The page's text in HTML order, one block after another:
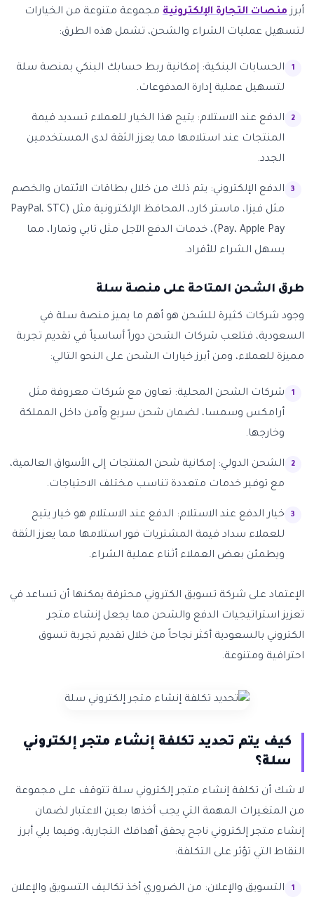
أبرزمنصات التجارة الإلكترونية مجموعة متنوعة من الخيارات
لتسهيل عمليات الشراء والشحن، تشمل هذه الطرق:
الحسابات البنكية: إمكانية ربط حسابك البنكي بمنصة سلة
لتسهيل عملية إدارة المدفوعات.
الدفع عند الاستلام: يتيح هذا الخيار للعملاء تسديد قيمة
المنتجات عند استلامها مما يعزز الثقة لدى المستخدمين
الجدد.
الدفع الإلكتروني: يتم ذلك من خلال بطاقات الائتمان والخصم
مثل فيزا، ماستر كارد، المحافظ الإلكترونية مثل (PayPal، STC
Pay، Apple Pay)، خدمات الدفع الآجل مثل تابي وتمارا، مما
يسهل الشراء للأفراد.
طرق الشحن المتاحة على منصة سلة
وجود شركات كثيرة للشحن هو أهم ما يميز منصة سلة في
السعودية، فتلعب شركات الشحن دوراً أساسياً في تقديم تجربة
مميزة للعملاء، ومن أبرز خيارات الشحن على النحو التالي:
شركات الشحن المحلية: تعاون مع شركات معروفة مثل
أرامكس وسمسا، لضمان شحن سريع وآمن داخل المملكة
وخارجها.
الشحن الدولي: إمكانية شحن المنتجات إلى الأسواق العالمية،
مع توفير خدمات متعددة تناسب مختلف الاحتياجات.
خيار الدفع عند الاستلام: الدفع عند الاستلام هو خيار يتيح
للعملاء سداد قيمة المشتريات فور استلامها مما يعزز الثقة
ويطمئن بعض العملاء أثناء عملية الشراء.
الإعتماد على شركة تسويق الكتروني محترفة يمكنها أن تساعد في
تعزيز استراتيجيات الدفع والشحن مما يجعل إنشاء متجر
الكتروني بالسعودية أكثر نجاحاً من خلال تقديم تجربة تسوق
احترافية ومتنوعة.
كيف يتم تحديد تكلفة إنشاء متجر إلكتروني
سلة؟
لا شك أن تكلفة إنشاء متجر إلكتروني سلة تتوقف على مجموعة
من المتغيرات المهمة التي يجب أخذها بعين الاعتبار لضمان
إنشاء متجر إلكتروني ناجح يحقق أهدافك التجارية، وفيما يلي أبرز
النقاط التي تؤثر على التكلفة:
التسويق والإعلان: من الضروري أخذ تكاليف التسويق والإعلان